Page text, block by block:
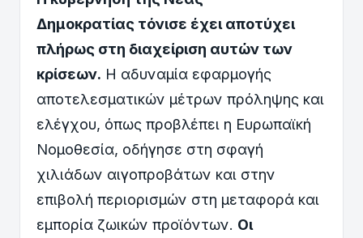
Δημοκρατίας τόνισε έχει αποτύχει
πλήρως στη διαχείριση αυτών των
κρίσεων. Η αδυναμία εφαρμογής
αποτελεσματικών μέτρων πρόληψης και
ελέγχου, όπως προβλέπει η Ευρωπαϊκή
Νομοθεσία, οδήγησε στη σφαγή
χιλιάδων αιγοπροβάτων και στην
επιβολή περιορισμών στη μεταφορά και
εμπορία ζωικών προϊόντων. Οι